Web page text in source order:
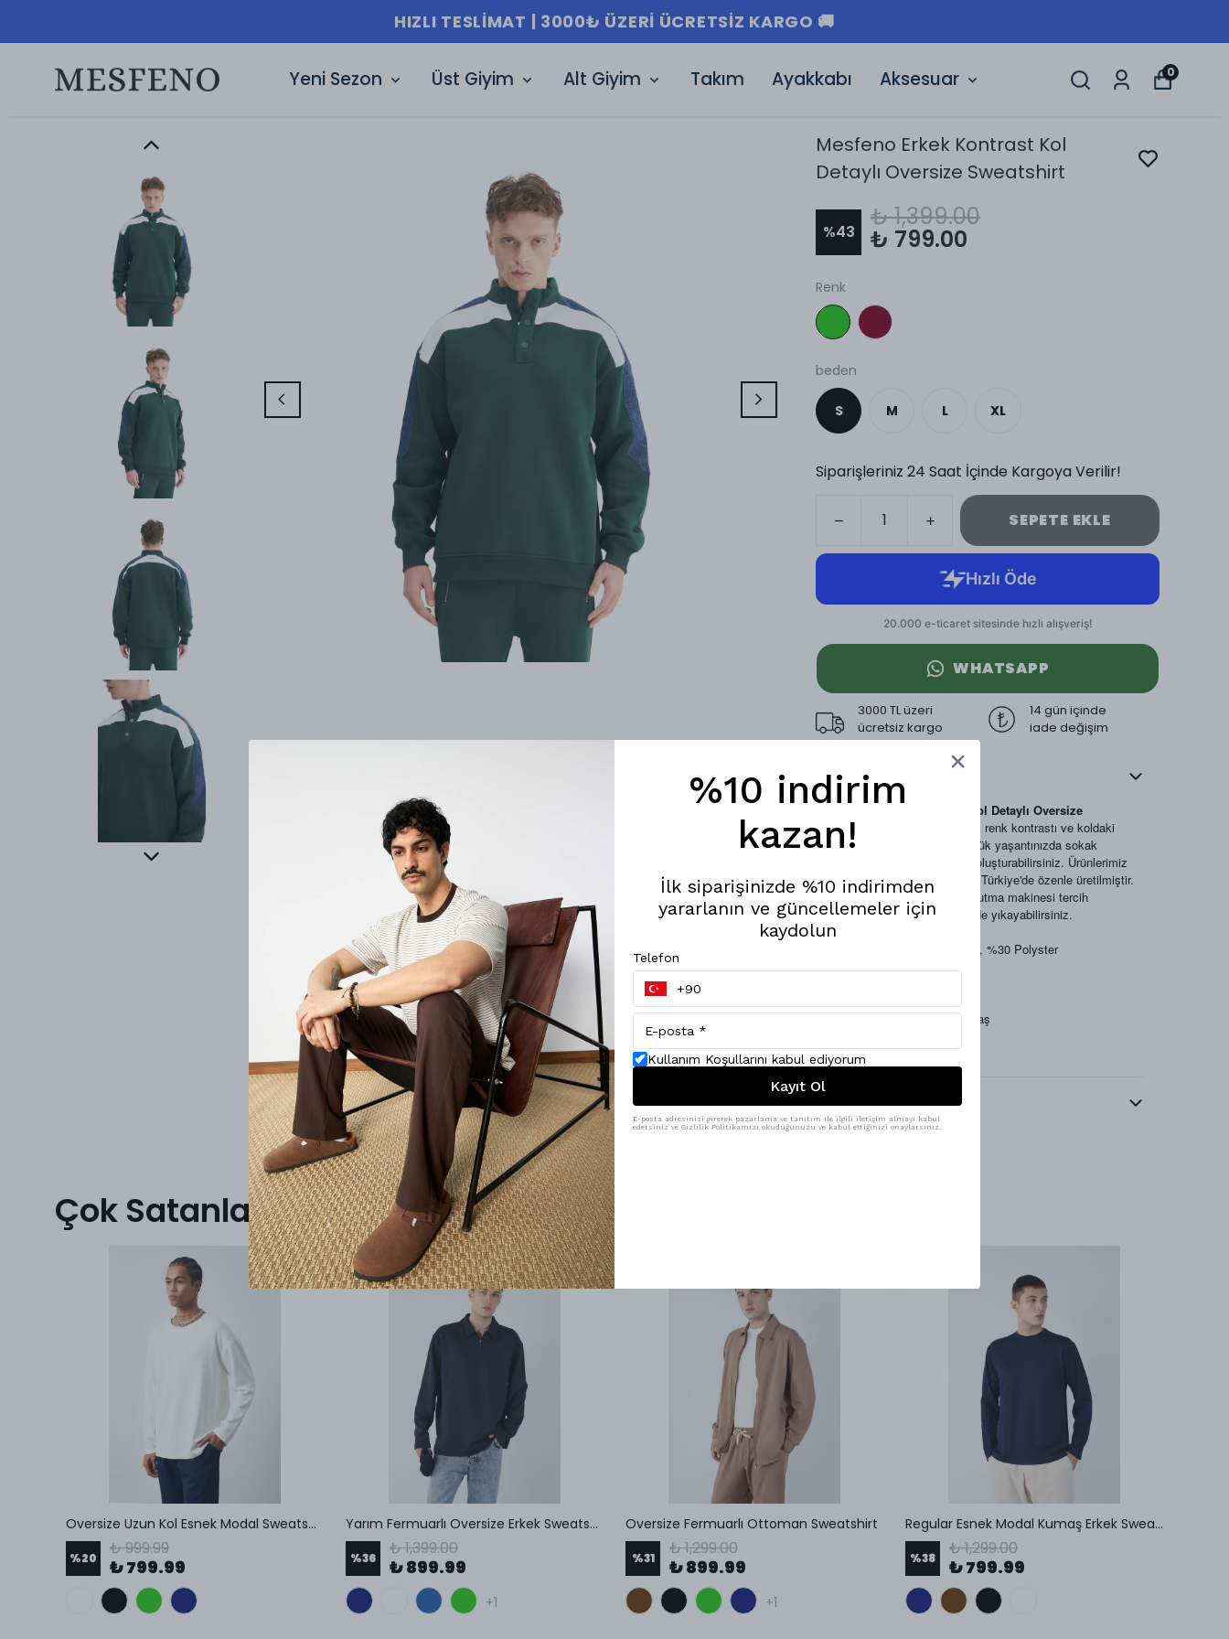
HIZLI TESLIMAT | 3000₺ ÜZERI ÜCRETSIZ KARGO 🚚
Yeni Sezon Üst Giyim Alt Giyim Takım Ayakkabı Aksesuar 0
Mesfeno Erkek Kontrast Kol
Detaylı Oversize Sweatshirt
%43
₺ 1,399.00
₺ 799.00
Renk
beden
S M L XL
Siparişleriniz 24 Saat İçinde Kargoya Verilir!
SEPETE EKLE
WHATSAPP
3000 TL üzeri
ücretsiz kargo
14 gün içinde
iade değişim
Ürün Açıklaması
Mesfeno Erkek Kontrast Kol Detaylı Oversize
Sweatshirt,
oversize kesim, renk kontrastı ve koldaki
denim kumaş detayı ile günlük yaşantınızda sokak
modasına uygun kombinler oluşturabilirsiniz. Ürünlerimiz
Mesfeno markası tarafından Türkiye'de özenle üretilmiştir.
Ürün yıkama talimatları: Kurutma makinesi tercih
edilmemelidir. 30 °C derecede yıkayabilirsiniz.
Ürün Materyali: %70 Pamuk, %30 Polyster
Kontrast Denim Kumaş
Yumuşak Kumaş
Beden Tablosu
Çok Satanlar
Oversize Uzun Kol Esnek Modal Sweatshirt
%20 ₺ 999.99
₺ 799.99
Yarım Fermuarlı Oversize Erkek Sweatshirt
%36 ₺ 1,399.00
₺ 899.99
+1
Oversize Fermuarlı Ottoman Sweatshirt
%31 ₺ 1,299.00
₺ 899.99
+1
Regular Esnek Modal Kumaş Erkek Sweatshirt
%38 ₺ 1,299.00
₺ 799.99
%10 indirim
kazan!
İlk siparişinizde %10 indirimden
yararlanın ve güncellemeler için
kaydolun
Telefon
Kullanım Koşullarını kabul ediyorum
Kayıt Ol
E-posta adresinizi girerek pazarlama ve tanıtım ile ilgili iletişim almayı kabul
edersiniz ve Gizlilik Politikamızı okuduğunuzu ve kabul ettiğinizi onaylarsınız.